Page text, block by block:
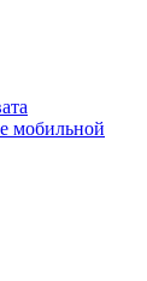
мобильной